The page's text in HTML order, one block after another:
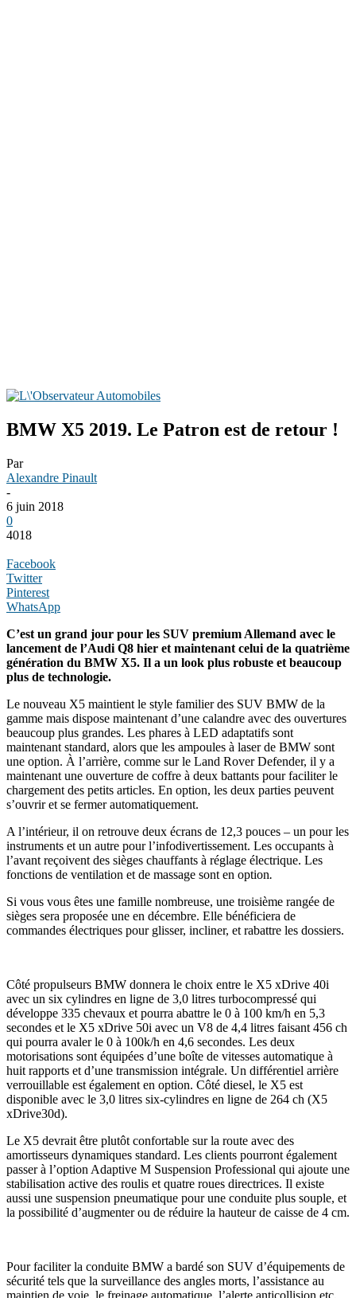
BMW X5 2019. Le Patron est de retour !
Par
Alexandre Pinault
-
6 juin 2018
0
4018
Facebook
Twitter
Pinterest
WhatsApp
C’est un grand jour pour les SUV premium Allemand avec le
lancement de l’Audi Q8 hier et maintenant celui de la quatrième
génération du BMW X5. Il a un look plus robuste et beaucoup
plus de technologie.
Le nouveau X5 maintient le style familier des SUV BMW de la
gamme mais dispose maintenant d’une calandre avec des ouvertures
beaucoup plus grandes. Les phares à LED adaptatifs sont
maintenant standard, alors que les ampoules à laser de BMW sont
une option. À l’arrière, comme sur le Land Rover Defender, il y a
maintenant une ouverture de coffre à deux battants pour faciliter le
chargement des petits articles. En option, les deux parties peuvent
s’ouvrir et se fermer automatiquement.
A l’intérieur, il on retrouve deux écrans de 12,3 pouces – un pour les
instruments et un autre pour l’infodivertissement. Les occupants à
l’avant reçoivent des sièges chauffants à réglage électrique. Les
fonctions de ventilation et de massage sont en option.
Si vous vous êtes une famille nombreuse, une troisième rangée de
sièges sera proposée une en décembre. Elle bénéficiera de
commandes électriques pour glisser, incliner, et rabattre les dossiers.
Côté propulseurs BMW donnera le choix entre le X5 xDrive 40i
avec un six cylindres en ligne de 3,0 litres turbocompressé qui
développe 335 chevaux et pourra abattre le 0 à 100 km/h en 5,3
secondes et le X5 xDrive 50i avec un V8 de 4,4 litres faisant 456 ch
qui pourra avaler le 0 à 100k/h en 4,6 secondes. Les deux
motorisations sont équipées d’une boîte de vitesses automatique à
huit rapports et d’une transmission intégrale. Un différentiel arrière
verrouillable est également en option. Côté diesel, le X5 est
disponible avec le 3,0 litres six-cylindres en ligne de 264 ch (X5
xDrive30d).
Le X5 devrait être plutôt confortable sur la route avec des
amortisseurs dynamiques standard. Les clients pourront également
passer à l’option Adaptive M Suspension Professional qui ajoute une
stabilisation active des roulis et quatre roues directrices. Il existe
aussi une suspension pneumatique pour une conduite plus souple, et
la possibilité d’augmenter ou de réduire la hauteur de caisse de 4 cm.
Pour faciliter la conduite BMW a bardé son SUV d’équipements de
sécurité tels que la surveillance des angles morts, l’assistance au
maintien de voie, le freinage automatique, l’alerte anticollision etc,